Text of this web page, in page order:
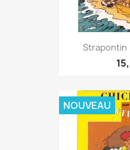
Strapontin
NOUVEAU